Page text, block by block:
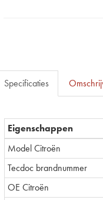
Specificaties
Eigenschappen
Model Citroën
Tecdoc brandnummer
OE Citroën